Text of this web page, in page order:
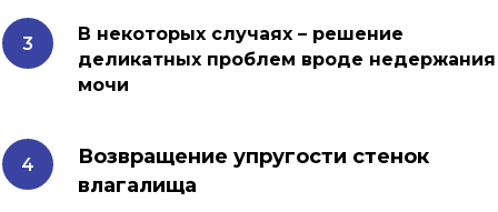
В некоторых случаях – решение
деликатных проблем вроде недержания
мочи
Возвращение упругости стенок
влагалища